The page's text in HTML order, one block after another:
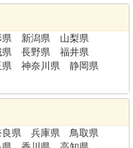
県 新潟県
山梨県
県 長野県
福井県
県 神奈川県
静岡県
良県 兵庫県
鳥取県